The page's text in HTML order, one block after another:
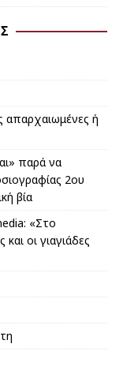
απαρχαιωμένες ή
παρά να
2ου
βία
«Στο
οι γιαγιάδες